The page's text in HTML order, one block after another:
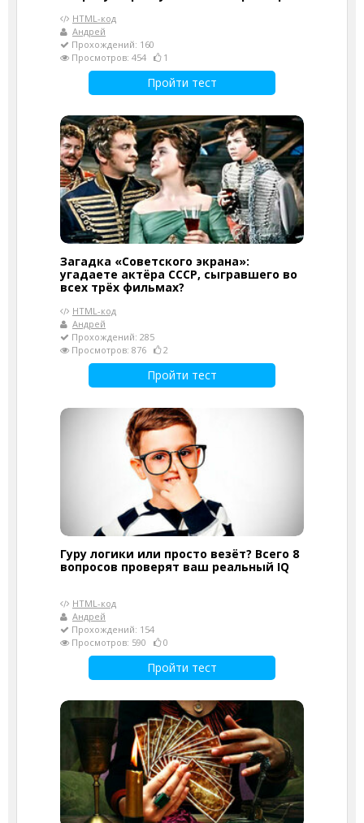
HTML-код
Андрей
Прохождений: 160
Просмотров: 454
1
Пройти тест
Загадка «Советского экрана»:
угадаете актёра СССР, сыгравшего во
всех трёх фильмах?
HTML-код
Андрей
Прохождений: 285
Просмотров: 876
2
Пройти тест
Гуру логики или просто везёт? Всего 8
вопросов проверят ваш реальный IQ
HTML-код
Андрей
Прохождений: 154
Просмотров: 590
0
Пройти тест